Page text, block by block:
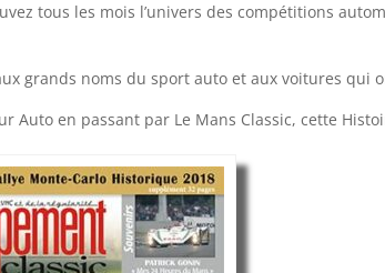
tous les mois l’univers des compétitions
grands noms du sport auto et aux voitures qui
Auto en passant par Le Mans Classic, cette